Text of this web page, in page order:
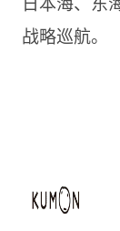
战略巡航。